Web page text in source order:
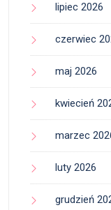
lipiec 2026
czerwiec
maj 2026
kwiecień
marzec
luty 2026
grudzień